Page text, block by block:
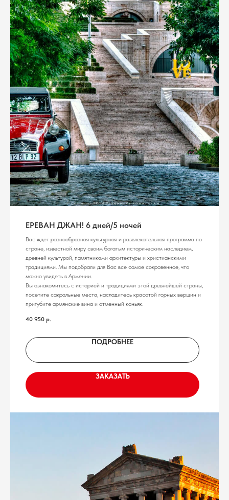
ЕРЕВАН ДЖАН! 6 дней/5 ночей
Вас ждет разнообразная культурная и развлекательная программа по
стране, известной миру своим богатым историческим наследием,
древней культурой, памятниками архитектуры и христианскими
традициями. Мы подобрали для Вас все самое сокровенное, что
можно увидеть в Армении.
Вы ознакомитесь с историей и традициями этой древнейшей страны,
посетите сакральные места, насладитесь красотой горных вершин и
пригубите армянские вина и отменный коньяк.
40 950 р.
ПОДРОБНЕЕ
ЗАКАЗАТЬ